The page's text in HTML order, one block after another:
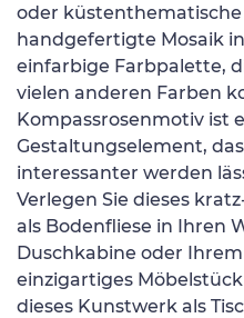
oder
handgefertigte Mosaik
einfarbige Farbpalette,
vielen anderen Farben
Kompassrosenmotiv ist
Gestaltungselement,
interessanter werden
Verlegen Sie dieses
als Bodenfliese in Ihren
Duschkabine oder
einzigartiges
dieses Kunstwerk als